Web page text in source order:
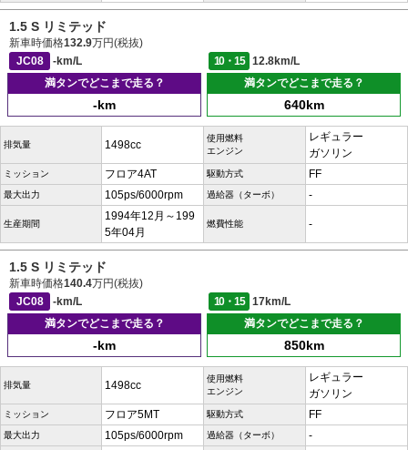
1.5 S リミテッド
新車時価格132.9万円(税抜)
JC08
-km/L 10・15
12.8km/L
満タンでどこまで走る？
-km
満タンでどこまで走る？
640km
排気量 1498cc
使用燃料
エンジン
レギュラー
ガソリン
ミッション フロア4AT 駆動方式 FF
最大出力 105ps/6000rpm 過給器（ターボ） -
生産期間
1994年12月～199
5年04月
燃費性能 -
1.5 S リミテッド
新車時価格140.4万円(税抜)
JC08
-km/L 10・15
17km/L
満タンでどこまで走る？
-km
満タンでどこまで走る？
850km
排気量 1498cc
使用燃料
エンジン
レギュラー
ガソリン
ミッション フロア5MT 駆動方式 FF
最大出力 105ps/6000rpm 過給器（ターボ） -